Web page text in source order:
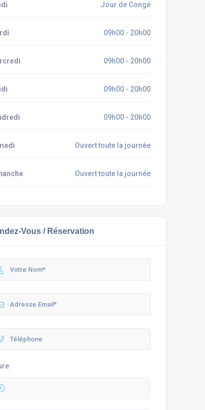
Jour de Congé
09h00 - 20h00
09h00 - 20h00
09h00 - 20h00
09h00 - 20h00
Ouvert toute la journée
Ouvert toute la journée
Vous / Réservation